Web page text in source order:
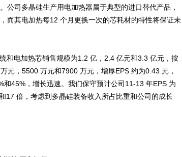
公司多晶硅生产用电加热器属于典型的进口替代产品，
而其电加热每12 个月更换一次的芯耗材的特性将保证未
电加热芯销售规模为1.2 亿，2.4 亿元和3.3 亿元，按
元，5500 万元和7900 万元，增厚EPS 约为0.43 元，
45%，增长迅速。我们保守预计公司11-13 年EPS 为
17 倍，考虑到多晶硅装备收入所占比重和公司的成长